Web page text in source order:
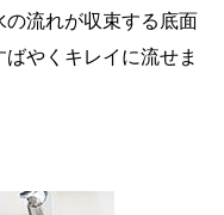
流れが収束する底面
やくキレイに流せま